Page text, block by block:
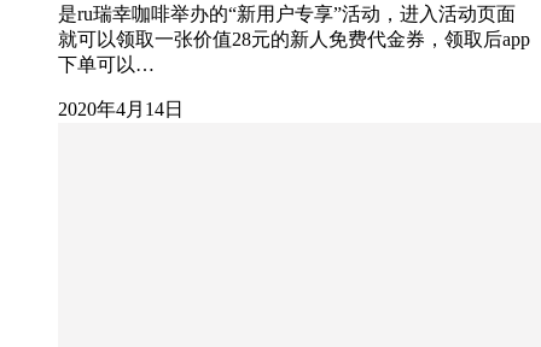
是ru瑞幸咖啡举办的“新用户专享”活动，进入活动页面
就可以领取一张价值28元的新人免费代金券，领取后app
下单可以…
2020年4月14日